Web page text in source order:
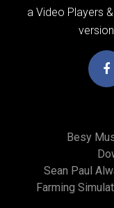
a Video Players
Besy
Sean Paul
Farming